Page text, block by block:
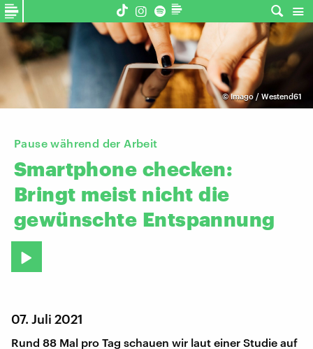
©Imago / Westend61
Pause während der Arbeit
Smartphone checken:
Bringt meist nicht die
gewünschte Entspannung
07. Juli 2021
Rund 88 Mal pro Tag schauen wir laut einer Studie auf